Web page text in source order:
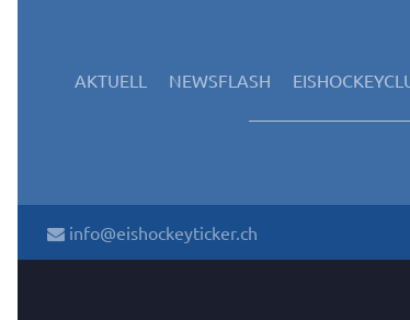
AKTUELL NEWSFLASH
info@eishockeyticker.ch